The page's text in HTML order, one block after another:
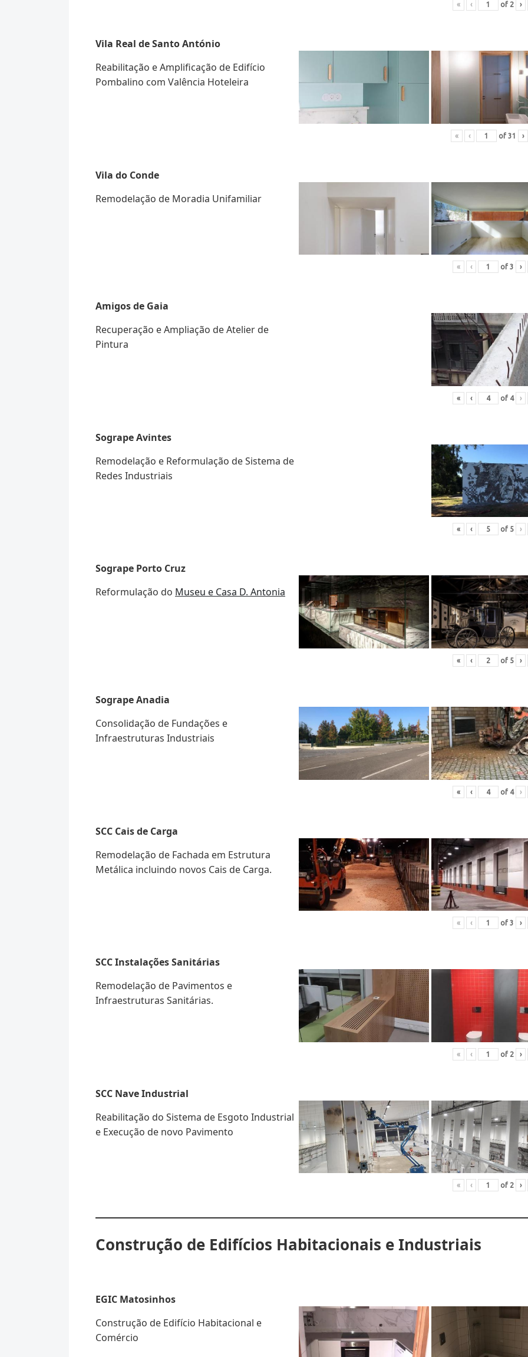
« ‹ of 2 ›
Vila Real de Santo António
Reabilitação e Amplificação de Edifício
Pombalino com Valência Hoteleira
« ‹ of 31 ›
Vila do Conde
Remodelação de Moradia Unifamiliar
« ‹ of3 ›
Amigos de Gaia
Recuperação e Ampliação de Atelier de
Pintura
« ‹ of 4 ›
Sogrape Avintes
Remodelação e Reformulação de Sistema de
Redes Industriais
« ‹ of 5 ›
Sogrape Porto Cruz
Reformulação do Museu e Casa D. Antonia
« ‹ of 5 ›
Sogrape Anadia
Consolidação de Fundações e
Infraestruturas Industriais
« ‹ of 4 ›
SCC Cais de Carga
Remodelação de Fachada em Estrutura
Metálica incluindo novos Cais de Carga.
« ‹ of3 ›
SCC Instalações Sanitárias
Remodelação de Pavimentos e
Infraestruturas Sanitárias.
« ‹ of 2 ›
SCC Nave Industrial
Reabilitação do Sistema de Esgoto Industrial
e Execução de novo Pavimento
« ‹ of 2 ›
Construção de Edifícios Habitacionais e Industriais
EGIC Matosinhos
Construção de Edifício Habitacional e
Comércio